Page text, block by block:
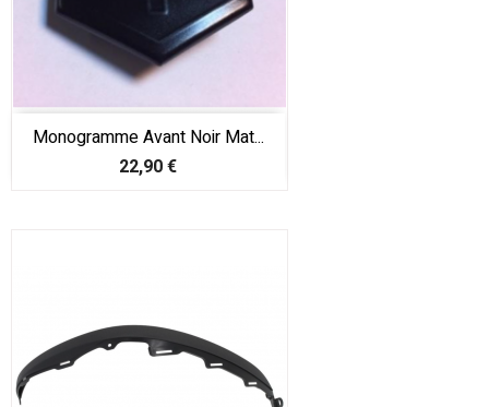
Monogramme Avant Noir Mat...
Prix
22,90 €